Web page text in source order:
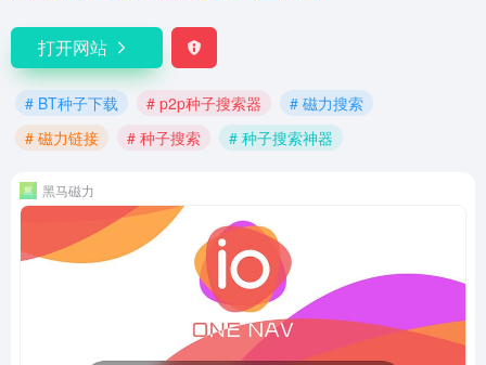
打开网站
# BT种子下载 # p2p种子搜索器
# 磁力搜索
# 磁力链接
# 种子搜索 # 种子搜索神器
黑马磁力